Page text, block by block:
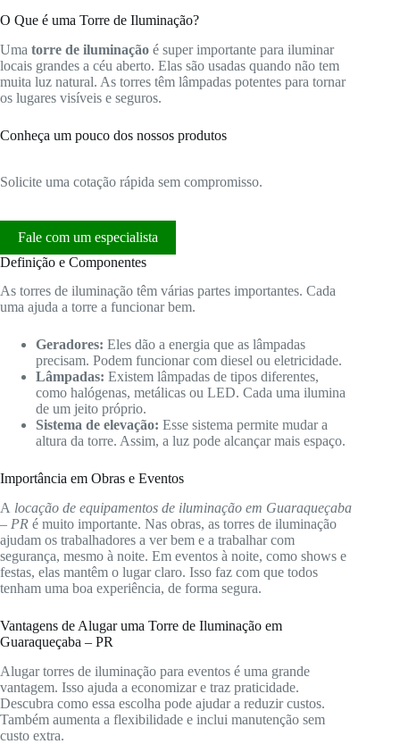
O Que é uma Torre de Iluminação?
Uma torre de iluminação é super importante para iluminar
locais grandes a céu aberto. Elas são usadas quando não tem
muita luz natural. As torres têm lâmpadas potentes para tornar
os lugares visíveis e seguros.
Conheça um pouco dos nossos produtos
Solicite uma cotação rápida sem compromisso.
Fale com um especialista
Definição e Componentes
As torres de iluminação têm várias partes importantes. Cada
uma ajuda a torre a funcionar bem.
Geradores: Eles dão a energia que as lâmpadas
precisam. Podem funcionar com diesel ou eletricidade.
Lâmpadas: Existem lâmpadas de tipos diferentes,
como halógenas, metálicas ou LED. Cada uma ilumina
de um jeito próprio.
Sistema de elevação: Esse sistema permite mudar a
altura da torre. Assim, a luz pode alcançar mais espaço.
Importância em Obras e Eventos
A locação de equipamentos de iluminação em Guaraqueçaba
– PR é muito importante. Nas obras, as torres de iluminação
ajudam os trabalhadores a ver bem e a trabalhar com
segurança, mesmo à noite. Em eventos à noite, como shows e
festas, elas mantêm o lugar claro. Isso faz com que todos
tenham uma boa experiência, de forma segura.
Vantagens de Alugar uma Torre de Iluminação em
Guaraqueçaba – PR
Alugar torres de iluminação para eventos é uma grande
vantagem. Isso ajuda a economizar e traz praticidade.
Descubra como essa escolha pode ajudar a reduzir custos.
Também aumenta a flexibilidade e inclui manutenção sem
custo extra.